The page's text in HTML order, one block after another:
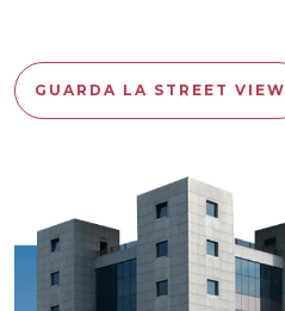
GUARDA LA STREET VIEW